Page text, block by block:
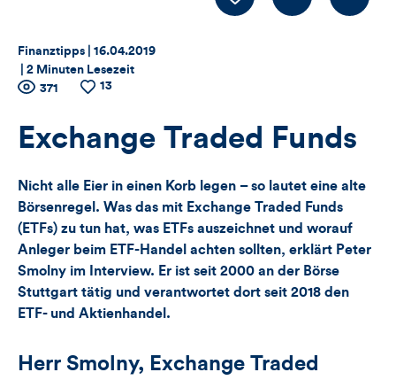
Thema:
Finanztipps | Datum:
16.04.2019
2 Minuten Lesezeit
Zähler
für
Views,
Likes
und
Kommentare
dieses
Artikels
Anzahl
Views
371
Anzahl
13
Exchange Traded Funds
Nicht alle Eier in einen Korb legen – so lautet eine alte
Börsenregel. Was das mit Exchange Traded Funds
(ETFs) zu tun hat, was ETFs auszeichnet und worauf
Anleger beim ETF-Handel achten sollten, erklärt Peter
Smolny im Interview. Er ist seit 2000 an der Börse
Stuttgart tätig und verantwortet dort seit 2018 den
ETF- und Aktienhandel.
Herr Smolny, Exchange Traded